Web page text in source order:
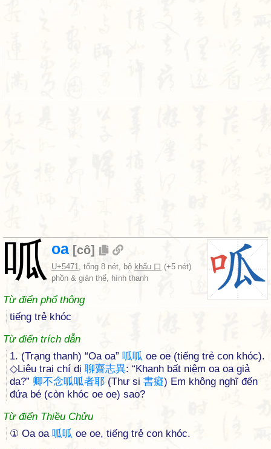
呱 oa [cô]
U+5471, tổng 8 nét, bộ khẩu 口 (+5 nét)
phồn & giản thể, hình thanh
Từ điển phổ thông
tiếng trẻ khóc
Từ điển trích dẫn
1. (Trạng thanh) “Oa oa” 呱呱 oe oe (tiếng trẻ con khóc).
◇Liêu trai chí dị 聊齋志異: “Khanh bất niệm oa oa giả
da?” 卿不念呱呱者耶 (Thư si 書癡) Em không nghĩ đến
đứa bé (còn khóc oe oe) sao?
Từ điển Thiều Chửu
① Oa oa 呱呱 oe oe, tiếng trẻ con khóc.